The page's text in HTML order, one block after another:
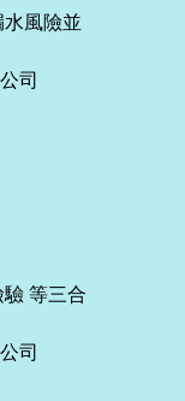
風險並
司
等三合
司